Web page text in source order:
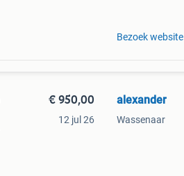
Bezoek website
€ 950,00
12 jul 26
alexander
Wassenaar